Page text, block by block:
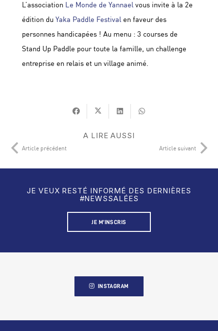
L’association Le Monde de Yannael vous invite à la 2e
édition du Yaka Paddle Festival en faveur des
personnes handicapées ! Au menu : 3 courses de
Stand Up Paddle pour toute la famille, un challenge
entreprise en relais et un village animé.
A LIRE AUSSI
Article précédent Article suivant
JE VEUX RESTÉ INFORMÉ DES DERNIÈRES
#NEWSSALÉES
JE M’INSCRIS
INSTAGRAM